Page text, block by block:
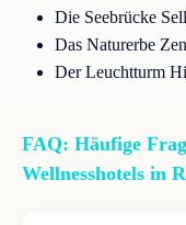
Die Seebrücke
Das Naturerbe
Der Leuchtturm
FAQ: Häufige
Wellnesshotels in